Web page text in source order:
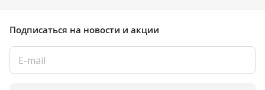
Подписаться на новости и акции